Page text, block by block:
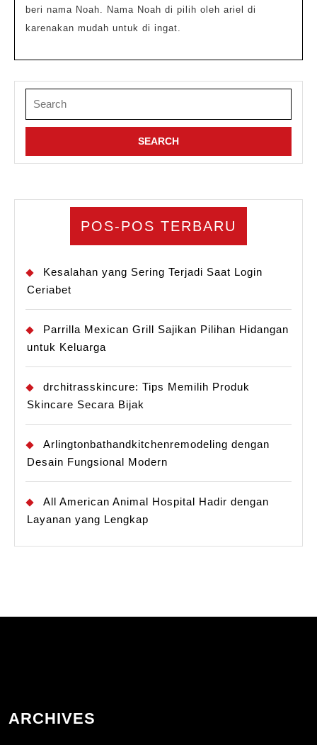
beri nama Noah. Nama Noah di pilih oleh ariel di
karenakan mudah untuk di ingat.
for:
POS-POS TERBARU
Kesalahan yang Sering Terjadi Saat Login
Ceriabet
Parrilla Mexican Grill Sajikan Pilihan Hidangan
untuk Keluarga
drchitrasskincure: Tips Memilih Produk
Skincare Secara Bijak
Arlingtonbathandkitchenremodeling dengan
Desain Fungsional Modern
All American Animal Hospital Hadir dengan
Layanan yang Lengkap
ARCHIVES